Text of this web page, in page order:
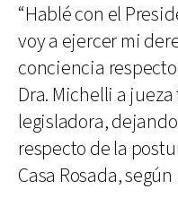
“Hablé con el
voy a ejercer mi
conciencia
Dra. Michelli a
legisladora,
respecto de la
Casa Rosada, según